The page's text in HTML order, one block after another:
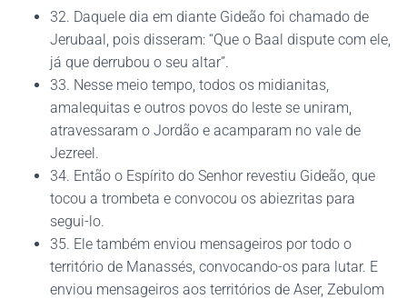
32. Daquele dia em diante Gideão foi chamado de
Jerubaal, pois disseram: “Que o Baal dispute com ele,
já que derrubou o seu altar”.
33. Nesse meio tempo, todos os midianitas,
amalequitas e outros povos do leste se uniram,
atravessaram o Jordão e acamparam no vale de
Jezreel.
34. Então o Espírito do Senhor revestiu Gideão, que
tocou a trombeta e convocou os abiezritas para
segui-lo.
35. Ele também enviou mensageiros por todo o
território de Manassés, convocando-os para lutar. E
enviou mensageiros aos territórios de Aser, Zebulom